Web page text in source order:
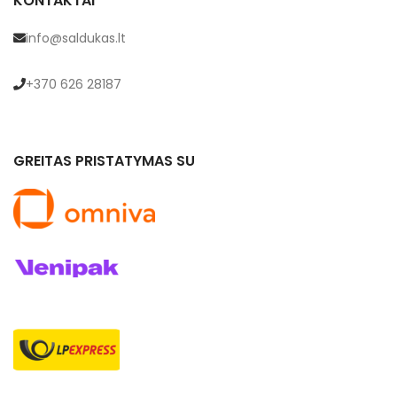
info@saldukas.lt
+370 626 28187
GREITAS PRISTATYMAS SU